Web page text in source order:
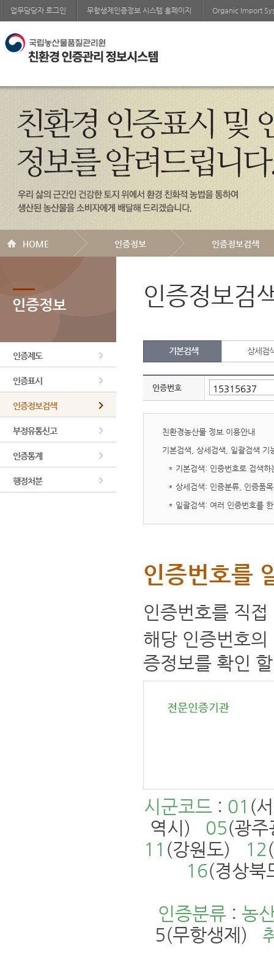
업무담당자 로그인 무항생제인증정보 시스템 홈페이지 Organic Import
HOME 인증정보 인증정보검색
인증정보
인증제도
인증표시
인증정보검색
부정유통신고
인증통계
행정처분
인증정보검
기본검색 상세검
인증번호
친환경농산물 정보 이용안내
기본검색, 상세검색, 일괄검색 기
* 기본검색: 인증번호로 검색하
* 상세검색: 인증분류, 인증품
* 일괄검색: 여러 인증번호를
인증번호를
인증번호를 직
해당 인증번호
증정보를 확인
시군코드 : 01 (
역시) 05(광
11 (강원도) 12
16(경상
인증분류: 농
5(무항생제)